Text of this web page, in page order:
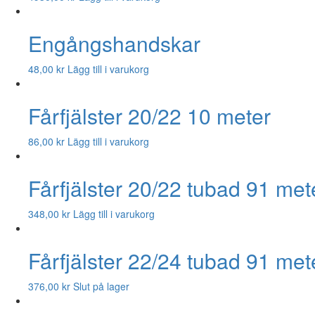
Engångshandskar
48,00 kr Lägg till i varukorg
Fårfjälster 20/22 10 meter
86,00 kr Lägg till i varukorg
Fårfjälster 20/22 tubad 91
348,00 kr Lägg till i varukorg
Fårfjälster 22/24 tubad 91
376,00 kr Slut på lager